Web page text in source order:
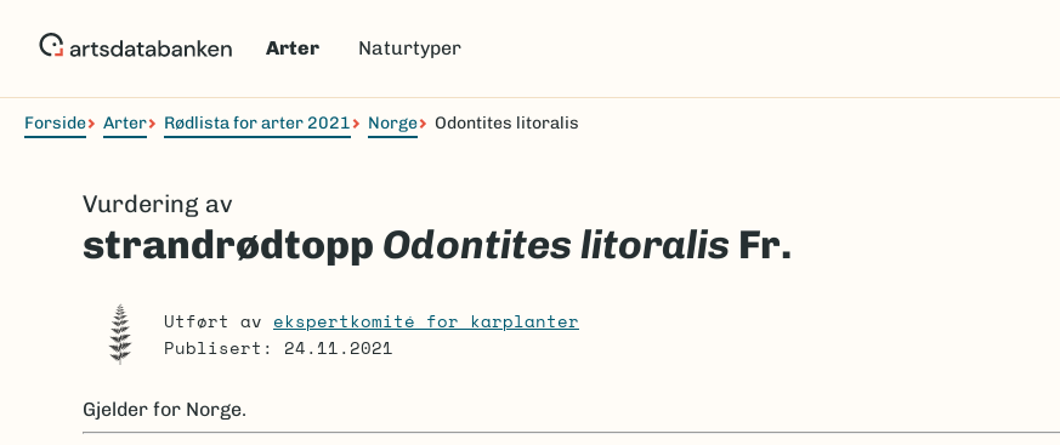
Arter Naturtyper
Navigasjonssti
Forside Arter Rødlista for arter 2021 Norge Odontites litoralis
Vurdering av
strandrødtopp Odontites litoralis Fr.
Utført av ekspertkomité for karplanter
Publisert: 24.11.2021
Gjelder for Norge.